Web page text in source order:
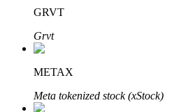
พันธมิตร Bitrue
มากถึง 65% คอมมิชชั่น!
GRVT
Grvt
METAX
Meta tokenized stock (xStock)